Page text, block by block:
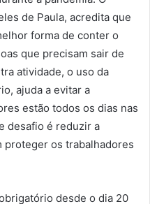
de Paula, acredita que
forma de conter o
que precisam sair de
atividade, o uso da
ajuda a evitar a
estão todos os dias nas
desafio é reduzir a
proteger os trabalhadores
desde o dia 20